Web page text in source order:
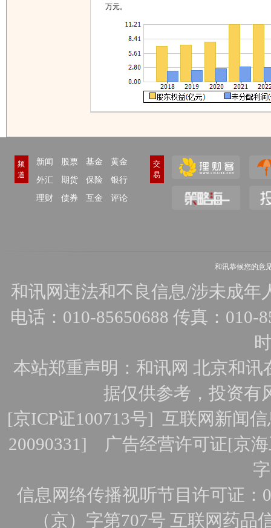
万元。
频
道
新闻 股票 基金
黄金
外汇
期货 保险
银行
理财
债券 互金 评论
交
易
和讯恭候您的意
和讯网违法和不良信息/涉未成年
电话：010-85650688 传真：010-
本站郑重声明：和讯网 北京和
据仅供参考，投资有
[京ICP证100713号]互联网新闻
20090331] 广告经营许可证[京
信息网络传播视听节目许可证：
（京）字第707号 互联网药品